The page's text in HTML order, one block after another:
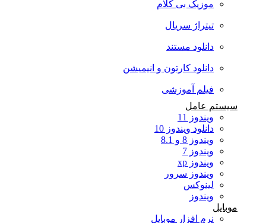
موزیک بی کلام
تیتراژ سریال
دانلود مستند
دانلود کارتون و انیمیشن
فیلم آموزشی
سیستم عامل
ویندوز 11
دانلود ویندوز 10
ویندوز 8 و 8.1
ویندوز 7
ویندوز xp
ویندوز سرور
لینوکس
ویندوز
موبایل
نرم افزار موبایل